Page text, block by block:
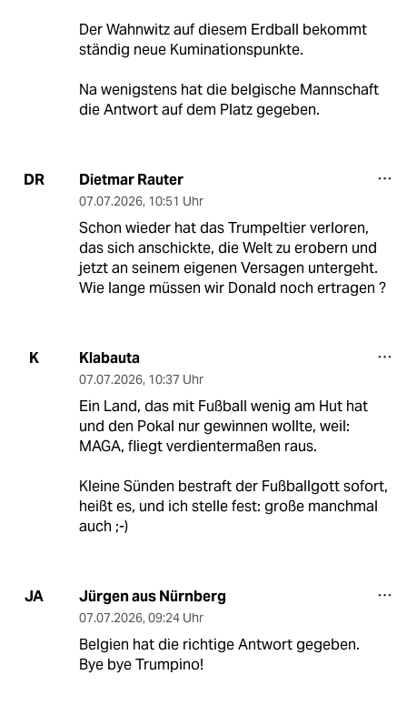
Der Wahnwitz auf diesem Erdball bekommt
ständig neue Kuminationspunkte.
Na wenigstens hat die belgische Mannschaft
die Antwort auf dem Platz gegeben.
DR Dietmar Rauter
07.07.2026, 10:51 Uhr
Schon wieder hat das Trumpeltier verloren,
das sich anschickte, die Welt zu erobern und
jetzt an seinem eigenen Versagen untergeht.
Wie lange müssen wir Donald noch ertragen ?
K Klabauta
07.07.2026, 10:37 Uhr
Ein Land, das mit Fußball wenig am Hut hat
und den Pokal nur gewinnen wollte, weil:
MAGA, fliegt verdientermaßen raus.
Kleine Sünden bestraft der Fußballgott sofort,
heißt es, und ich stelle fest: große manchmal
auch ;-)
JA Jürgen aus Nürnberg
07.07.2026, 09:24 Uhr
Belgien hat die richtige Antwort gegeben.
Bye bye Trumpino!